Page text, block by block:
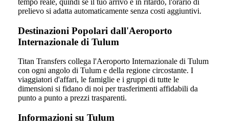
tempo reale, quindi se il tuo arrivo è in ritardo, l'orario di
prelievo si adatta automaticamente senza costi aggiuntivi.
Destinazioni Popolari dall'Aeroporto
Internazionale di Tulum
Titan Transfers collega l'Aeroporto Internazionale di Tulum
con ogni angolo di Tulum e della regione circostante. I
viaggiatori d'affari, le famiglie e i gruppi di tutte le
dimensioni si fidano di noi per trasferimenti affidabili da
punto a punto a prezzi trasparenti.
Informazioni su Tulum